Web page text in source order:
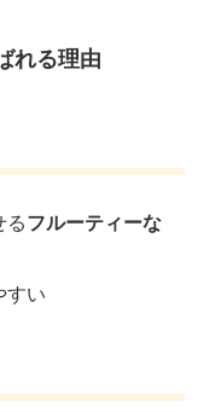
れる理由
るフルーティーな
すい